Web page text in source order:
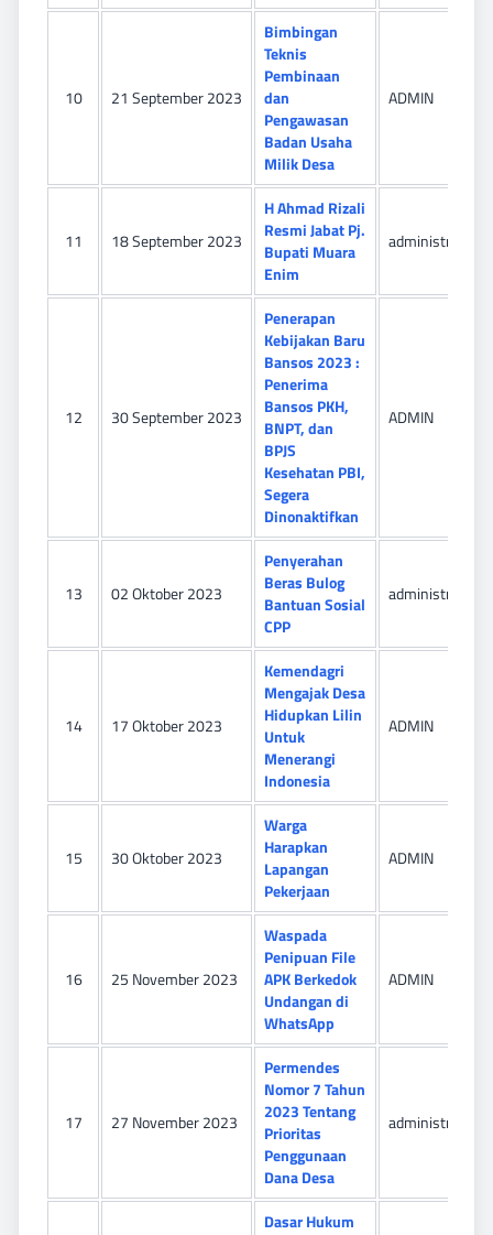
10 21 September 2023
Bimbingan
Teknis
Pembinaan
dan
Pengawasan
Badan Usaha
Milik Desa
ADMIN
11 18 September 2023
H Ahmad Rizali
Resmi Jabat Pj.
Bupati Muara
Enim
administrator
12 30 September 2023
Penerapan
Kebijakan Baru
Bansos 2023 :
Penerima
Bansos PKH,
BNPT, dan
BPJS
Kesehatan PBI,
Segera
Dinonaktifkan
ADMIN
13 02 Oktober 2023
Penyerahan
Beras Bulog
Bantuan Sosial
CPP
administrator
14 17 Oktober 2023
Kemendagri
Mengajak Desa
Hidupkan Lilin
Untuk
Menerangi
Indonesia
ADMIN
15 30 Oktober 2023
Warga
Harapkan
Lapangan
Pekerjaan
ADMIN
16 25 November 2023
Waspada
Penipuan File
APK Berkedok
Undangan di
WhatsApp
ADMIN
17 27 November 2023
Permendes
Nomor 7 Tahun
2023 Tentang
Prioritas
Penggunaan
Dana Desa
administrator
Dasar Hukum